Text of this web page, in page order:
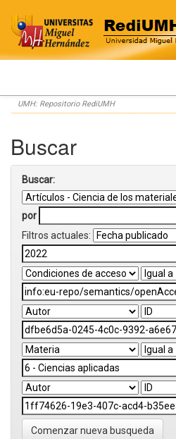
Skip
navigation
UMH: Repositorio RediUMH
Buscar
Buscar:
por
Filtros actuales:
Comenzar nueva busqueda